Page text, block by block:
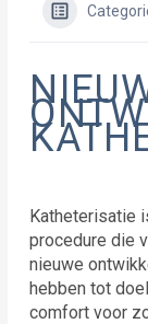
Katheterisatie
procedure die
nieuwe
hebben tot
comfort voor